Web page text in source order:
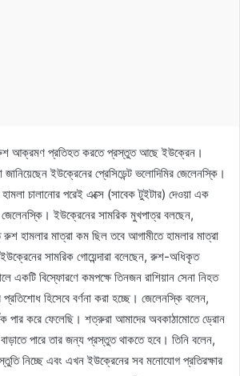
আক্রমণ প্রতিহত করতে প্রস্তুত আছে ইউক্রেন।
ইউক্রেনের প্রেসিডেন্ট ভলোদিমির জেলেনস্কি।
হামলা চালানোর পরেই এক্সে (সাবেক টুইটার) দেওয়া এক
জেলেনস্কি। ইউক্রেনের সামরিক মুখপাত্র বলছেন,
রুশ হামলার মাত্রা কম ছিল তবে আগামীতে হামলার মাত্রা
সামরিক গোয়েন্দারা বলেছেন, রুশ-অধিকৃত
একটি বিস্ফোরণে কমপক্ষে তিনজন রাশিয়ান সেনা নিহত
প্রতিশোধ হিসেবে বর্ণনা করা হচ্ছে। জেলেনস্কি বলেন,
পার করে ফেলেছি। শত্রুরা আমাদের অবকাঠামোতে ড্রোন
বাড়াতে পারে তার জন্য প্রস্তুত থাকতে হবে। তিনি বলেন,
নিচ্ছে এবং এখন ইউক্রেনের সব মনোযোগ প্রতিরক্ষার